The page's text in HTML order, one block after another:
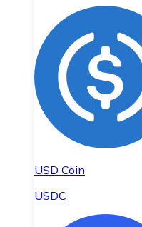
USD Coin
USDC